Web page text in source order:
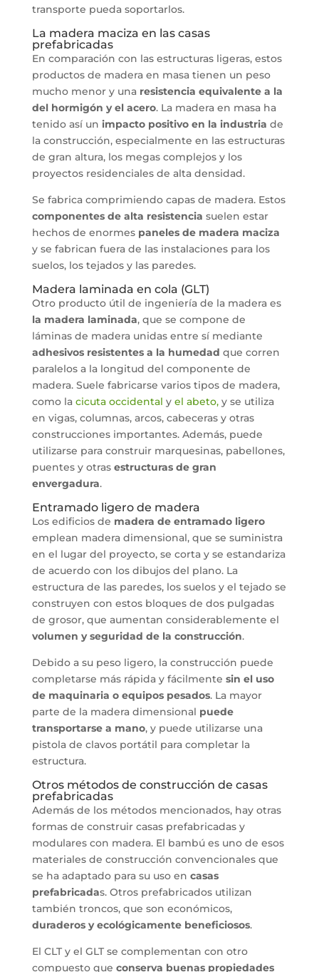
transporte pueda soportarlos.
La madera maciza en las casas
prefabricadas
En comparación con las estructuras ligeras, estos
productos de madera en masa tienen un peso
mucho menor y una resistencia equivalente a la
del hormigón y el acero. La madera en masa ha
tenido así un impacto positivo en la industria de
la construcción, especialmente en las estructuras
de gran altura, los megas complejos y los
proyectos residenciales de alta densidad.
Se fabrica comprimiendo capas de madera. Estos
componentes de alta resistencia suelen estar
hechos de enormes paneles de madera maciza
y se fabrican fuera de las instalaciones para los
suelos, los tejados y las paredes.
Madera laminada en cola (GLT)
Otro producto útil de ingeniería de la madera es
la madera laminada, que se compone de
láminas de madera unidas entre sí mediante
adhesivos resistentes a la humedad que corren
paralelos a la longitud del componente de
madera. Suele fabricarse varios tipos de madera,
como la cicuta occidental y el abeto,y se utiliza
en vigas, columnas, arcos, cabeceras y otras
construcciones importantes. Además, puede
utilizarse para construir marquesinas, pabellones,
puentes y otras estructuras de gran
envergadura.
Entramado ligero de madera
Los edificios de madera de entramado ligero
emplean madera dimensional, que se suministra
en el lugar del proyecto, se corta y se estandariza
de acuerdo con los dibujos del plano. La
estructura de las paredes, los suelos y el tejado se
construyen con estos bloques de dos pulgadas
de grosor, que aumentan considerablemente el
volumen y seguridad de la construcción.
Debido a su peso ligero, la construcción puede
completarse más rápida y fácilmente sin el uso
de maquinaria o equipos pesados. La mayor
parte de la madera dimensional puede
transportarse a mano, y puede utilizarse una
pistola de clavos portátil para completar la
estructura.
Otros métodos de construcción de casas
prefabricadas
Además de los métodos mencionados, hay otras
formas de construir casas prefabricadas y
modulares con madera. El bambú es uno de esos
materiales de construcción convencionales que
se ha adaptado para su uso en casas
prefabricadas. Otros prefabricados utilizan
también troncos, que son económicos,
duraderos y ecológicamente beneficiosos.
El CLT y el GLT se complementan con otro
compuesto que conserva buenas propiedades